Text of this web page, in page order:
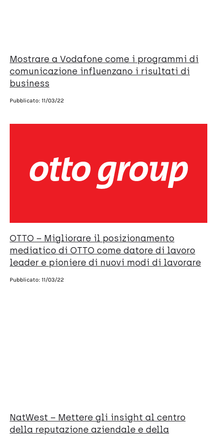
Mostrare a Vodafone come i programmi di
comunicazione influenzano i risultati di
business
Pubblicato: 11/03/22
OTTO – Migliorare il posizionamento
mediatico di OTTO come datore di lavoro
leader e pioniere di nuovi modi di lavorare
Pubblicato: 11/03/22
NatWest – Mettere gli insight al centro
della reputazione aziendale e della